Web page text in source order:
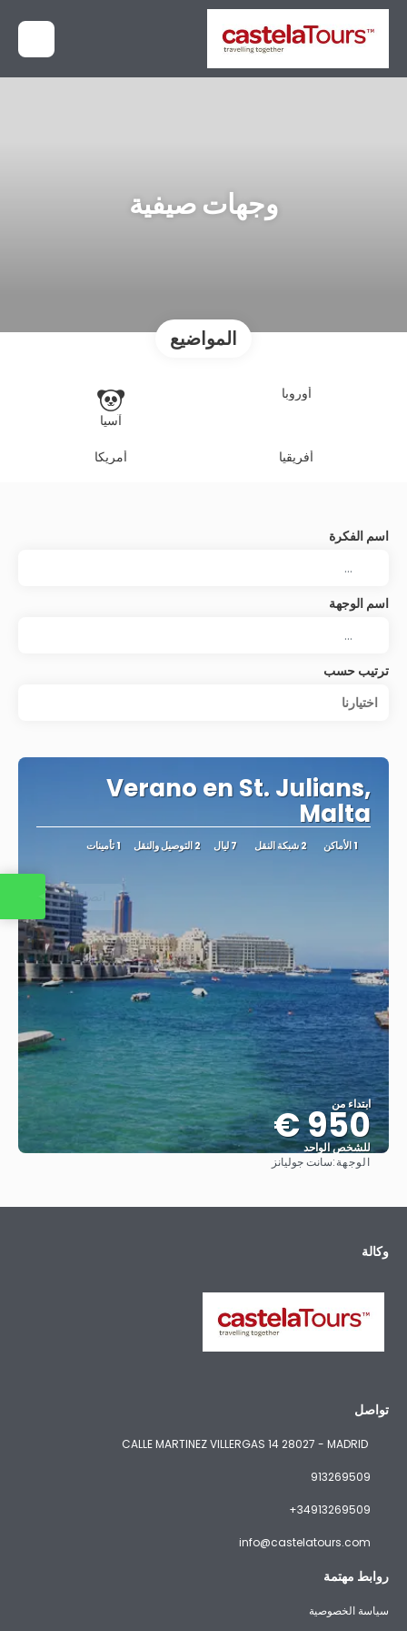
وجهات صيفية
المواضيع
أوروبا
آسيا
أفريقيا
أمريكا
اسم الفكرة
اسم الوجهة
ترتيب حسب
اختيارنا
Verano en St. Julians,
Malta
1 الأماكن 2 شبكة النقل 7 ليال 2 التوصيل والنقل 1 تأمينات
ابتداء من
950 €
للشخص الواحد
الوجهة:سانت جوليانز
وكالة
تواصل
913269509
+34913269509
info@castelatours.com
روابط مهتمة
سياسة الخصوصية
اتصل بنا